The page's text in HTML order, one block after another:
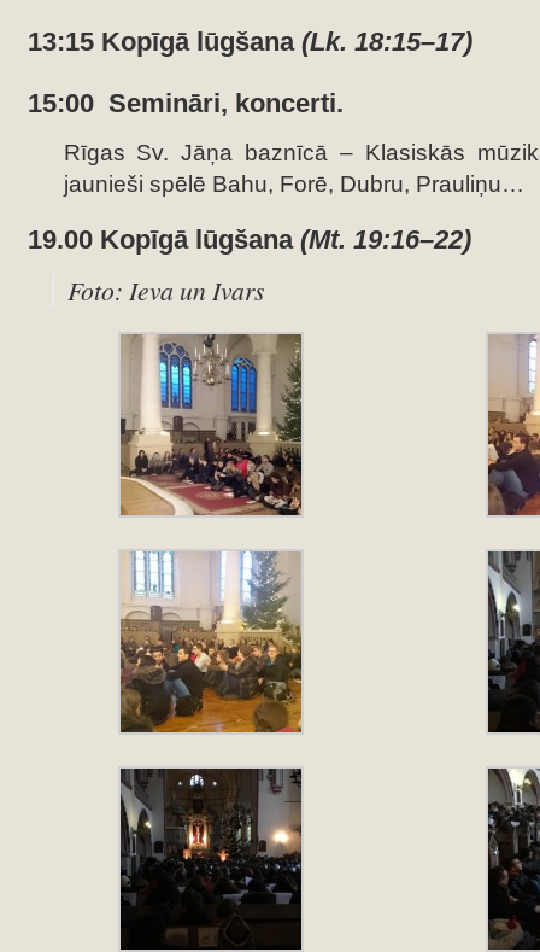
13:15 Kopīgā lūgšana (Lk. 18:15–17)
15:00 Semināri, koncerti.
Rīgas Sv. Jāņa baznīcā – Klasiskās
jaunieši spēlē Bahu, Forē, Dubru, Prauliņu…
19.00 Kopīgā lūgšana (Mt. 19:16–22)
Foto: Ieva un Ivars